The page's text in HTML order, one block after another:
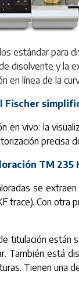
estándar para
disolvente y la
en línea de la
Fischer
en vivo: la
precisa
TM 235
se
trace). Con otra
titulación están
También está
Tienen una